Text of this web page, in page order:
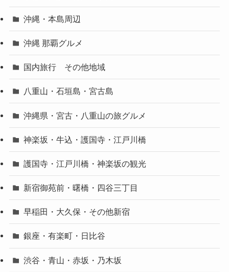
沖縄・本島周辺
沖縄 那覇グルメ
国内旅行 その他地域
八重山・石垣島・宮古島
沖縄県・宮古・八重山の旅グルメ
神楽坂・牛込・護国寺・江戸川橋
護国寺・江戸川橋・神楽坂の観光
新宿御苑前・曙橋・四谷三丁目
早稲田・大久保・その他新宿
銀座・有楽町・日比谷
渋谷・青山・赤坂・乃木坂